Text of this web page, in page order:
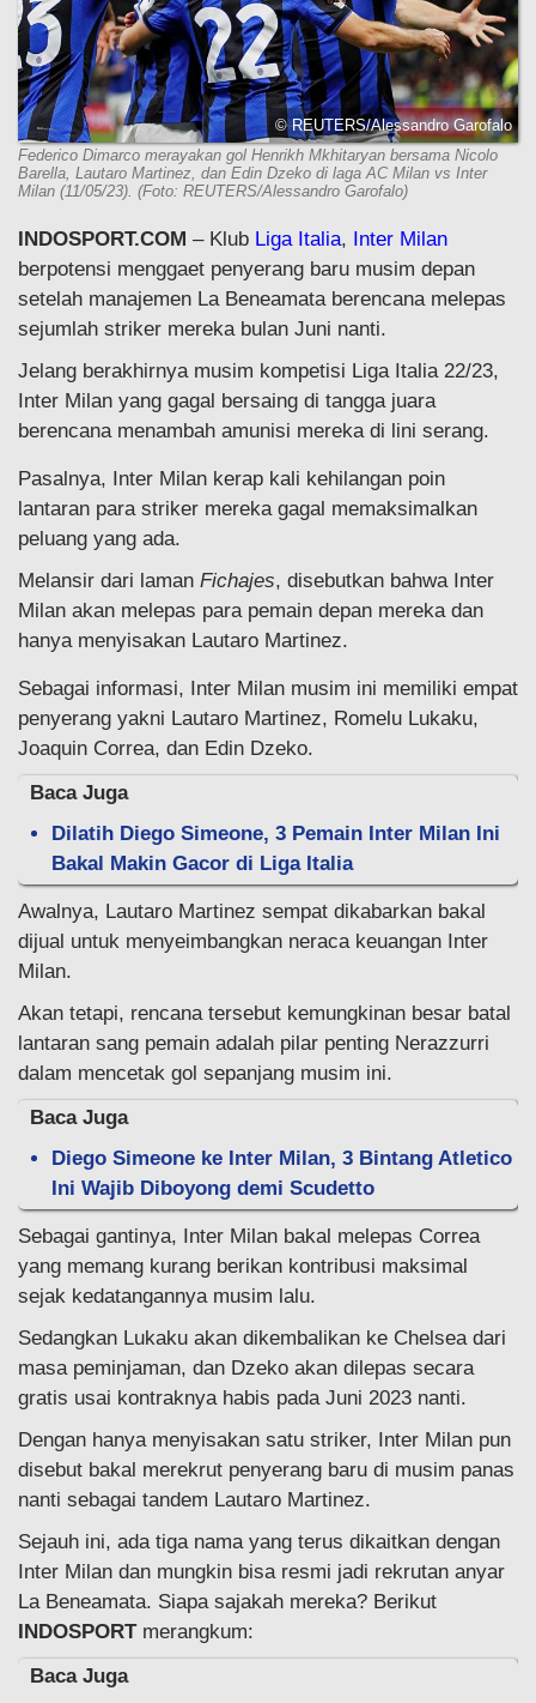
© REUTERS/Alessandro Garofalo
Federico Dimarco merayakan gol Henrikh Mkhitaryan bersama Nicolo
Barella, Lautaro Martinez, dan Edin Dzeko di laga AC Milan vs Inter
Milan (11/05/23). (Foto: REUTERS/Alessandro Garofalo)
INDOSPORT.COM – Klub Liga Italia, Inter Milan
berpotensi menggaet penyerang baru musim depan
setelah manajemen La Beneamata berencana melepas
sejumlah striker mereka bulan Juni nanti.
Jelang berakhirnya musim kompetisi Liga Italia 22/23,
Inter Milan yang gagal bersaing di tangga juara
berencana menambah amunisi mereka di lini serang.
Pasalnya, Inter Milan kerap kali kehilangan poin
lantaran para striker mereka gagal memaksimalkan
peluang yang ada.
Melansir dari laman Fichajes, disebutkan bahwa Inter
Milan akan melepas para pemain depan mereka dan
hanya menyisakan Lautaro Martinez.
Sebagai informasi, Inter Milan musim ini memiliki empat
penyerang yakni Lautaro Martinez, Romelu Lukaku,
Joaquin Correa, dan Edin Dzeko.
Baca Juga
Dilatih Diego Simeone, 3 Pemain Inter Milan Ini
Bakal Makin Gacor di Liga Italia
Awalnya, Lautaro Martinez sempat dikabarkan bakal
dijual untuk menyeimbangkan neraca keuangan Inter
Milan.
Akan tetapi, rencana tersebut kemungkinan besar batal
lantaran sang pemain adalah pilar penting Nerazzurri
dalam mencetak gol sepanjang musim ini.
Baca Juga
Diego Simeone ke Inter Milan, 3 Bintang Atletico
Ini Wajib Diboyong demi Scudetto
Sebagai gantinya, Inter Milan bakal melepas Correa
yang memang kurang berikan kontribusi maksimal
sejak kedatangannya musim lalu.
Sedangkan Lukaku akan dikembalikan ke Chelsea dari
masa peminjaman, dan Dzeko akan dilepas secara
gratis usai kontraknya habis pada Juni 2023 nanti.
Dengan hanya menyisakan satu striker, Inter Milan pun
disebut bakal merekrut penyerang baru di musim panas
nanti sebagai tandem Lautaro Martinez.
Sejauh ini, ada tiga nama yang terus dikaitkan dengan
Inter Milan dan mungkin bisa resmi jadi rekrutan anyar
La Beneamata. Siapa sajakah mereka? Berikut
INDOSPORTmerangkum:
Baca Juga